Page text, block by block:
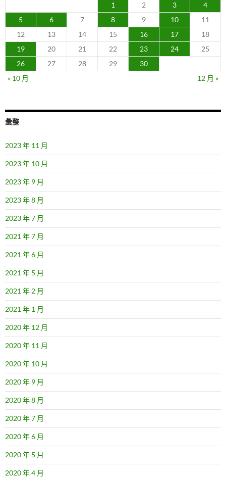
1 2 3
4
5
6 7 8 9 10
11
12
13 14 15 16 17
18
19
20 21 22 23 24
25
26
27 28 29
30
« 10 月
12 月 »
彙整
2023 年 11 月
2023 年 10 月
2023 年 9 月
2023 年 8 月
2023 年 7 月
2021 年 7 月
2021 年 6 月
2021 年 5 月
2021 年 2 月
2021 年 1 月
2020 年 12 月
2020 年 11 月
2020 年 10 月
2020 年 9 月
2020 年 8 月
2020 年 7 月
2020 年 6 月
2020 年 5 月
2020 年 4 月